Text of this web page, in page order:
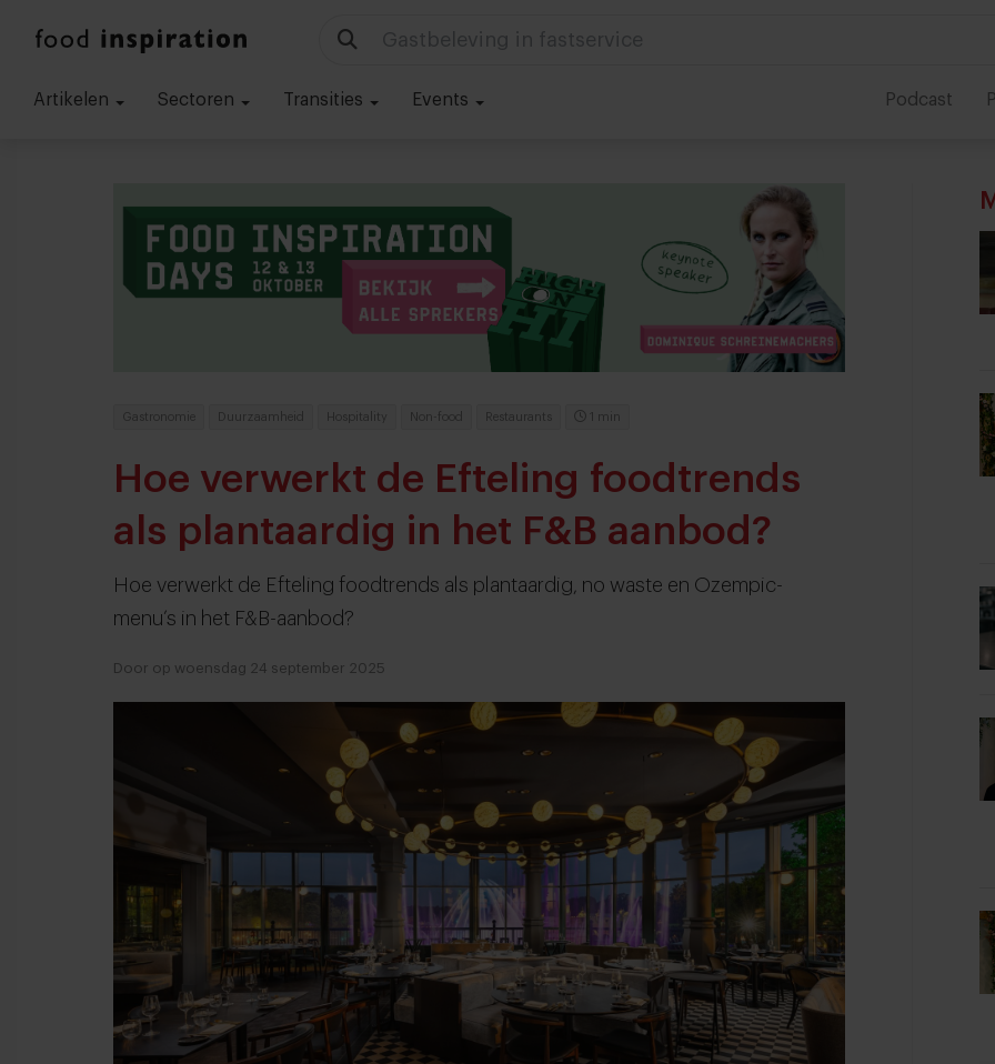
Gastbeleving in fastservice
Artikelen Sectoren Transities Events Podcast
Gastronomie Duurzaamheid Hospitality Non-food Restaurants 1 min
Hoe verwerkt de Efteling foodtrends
als plantaardig in het F&B aanbod?
Hoe verwerkt de Efteling foodtrends als plantaardig, no waste en Ozempic-
menu’s in het F&B-aanbod?
Door op woensdag 24 september 2025